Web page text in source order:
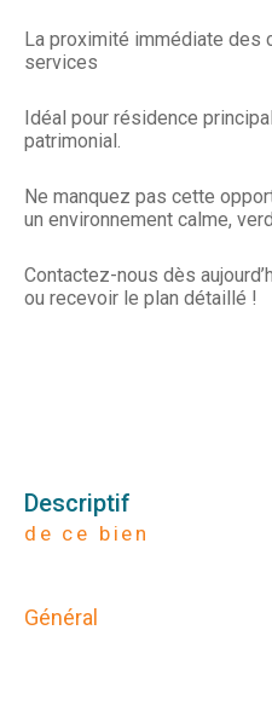
La proximité immédiate des
services
Idéal pour résidence
patrimonial.
Ne manquez pas cette
un environnement calme,
Contactez-nous dès
ou recevoir le plan détaillé !
descriptif
de ce bien
Général